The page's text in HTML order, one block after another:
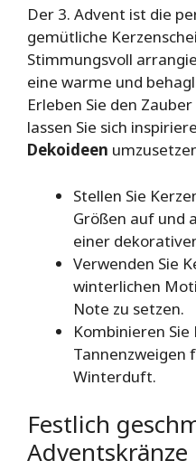
Der 3. Advent ist die
gemütliche
Stimmungsvoll
eine warme und
Erleben Sie den
lassen Sie sich
Dekoideen
Stellen Sie
Größen auf und
einer
Verwenden Sie
winterlichen
Note zu setzen.
Kombinieren
Tannenzweigen
Winterduft.
Festlich
Adventskränze